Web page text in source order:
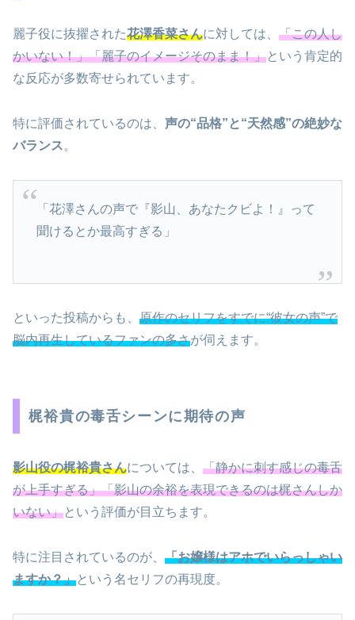
麗子役に抜擢された花澤香菜さんに対しては、 「この人し
かいない！」「麗子のイメージそのまま！」という肯定的
な反応が多数寄せられています。
特に評価されているのは、 声の“品格”と“天然感”の絶妙な
バランス。
「花澤さんの声で『影山、あなたクビよ！』って
聞けるとか最高すぎる」
といった投稿からも、 原作のセリフをすでに“彼女の声”で
脳内再生しているファンの多さが伺えます。
梶裕貴の毒舌シーンに期待の声
影山役の梶裕貴さんについては、 「静かに刺す感じの毒舌
が上手すぎる」「影山の余裕を表現できるのは梶さんしか
いない」という評価が目立ちます。
特に注目されているのが、 「お嬢様はアホでいらっしゃい
ますか？」という名セリフの再現度。